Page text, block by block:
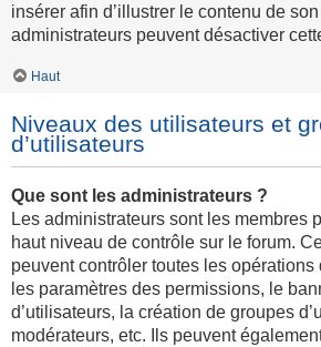
insérer afin d’illustrer le contenu de
administrateurs peuvent désactiver
Haut
Niveaux des utilisateurs et
d’utilisateurs
Que sont les administrateurs ?
Les administrateurs sont les membres
haut niveau de contrôle sur le forum.
peuvent contrôler toutes les opérations
les paramètres des permissions, le
d’utilisateurs, la création de groupes
modérateurs, etc. Ils peuvent